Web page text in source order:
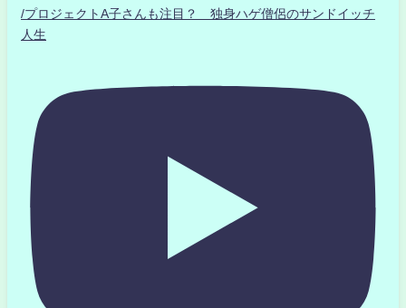
/プロジェクトA子さんも注目？ 独身ハゲ僧侶のサンドイッチ
人生